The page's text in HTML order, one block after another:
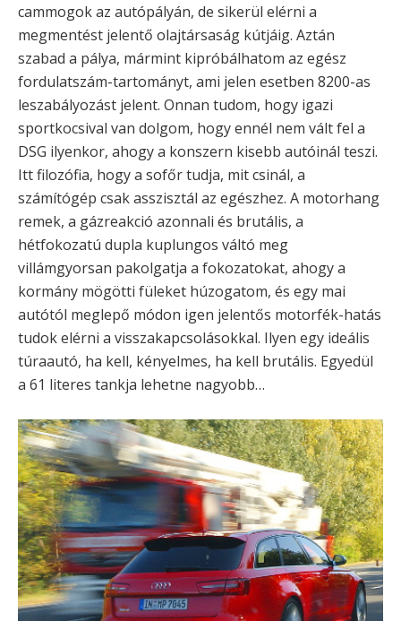
cammogok az autópályán, de sikerül elérni a
megmentést jelentő olajtársaság kútjáig. Aztán
szabad a pálya, mármint kipróbálhatom az egész
fordulatszám-tartományt, ami jelen esetben 8200-as
leszabályozást jelent. Onnan tudom, hogy igazi
sportkocsival van dolgom, hogy ennél nem vált fel a
DSG ilyenkor, ahogy a konszern kisebb autóinál teszi.
Itt filozófia, hogy a sofőr tudja, mit csinál, a
számítógép csak asszisztál az egészhez. A motorhang
remek, a gázreakció azonnali és brutális, a
hétfokozatú dupla kuplungos váltó meg
villámgyorsan pakolgatja a fokozatokat, ahogy a
kormány mögötti füleket húzogatom, és egy mai
autótól meglepő módon igen jelentős motorfék-hatás
tudok elérni a visszakapcsolásokkal. Ilyen egy ideális
túraautó, ha kell, kényelmes, ha kell brutális. Egyedül
a 61 literes tankja lehetne nagyobb…